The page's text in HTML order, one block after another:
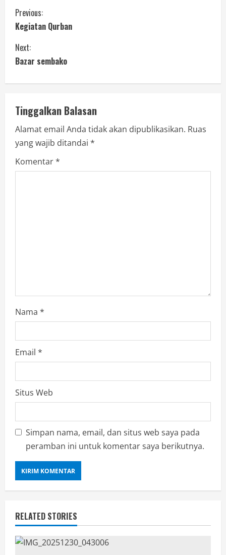
Previous:
Kegiatan Qurban
Next:
Bazar sembako
Tinggalkan Balasan
Alamat email Anda tidak akan dipublikasikan. Ruas
yang wajib ditandai *
Komentar*
Nama *
Email *
Situs Web
Simpan nama, email, dan situs web saya pada
peramban ini untuk komentar saya berikutnya.
RELATED STORIES